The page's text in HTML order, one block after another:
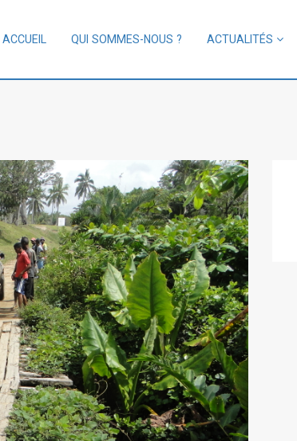
ACCUEIL QUI SOMMES-NOUS ? ACTUALITÉS